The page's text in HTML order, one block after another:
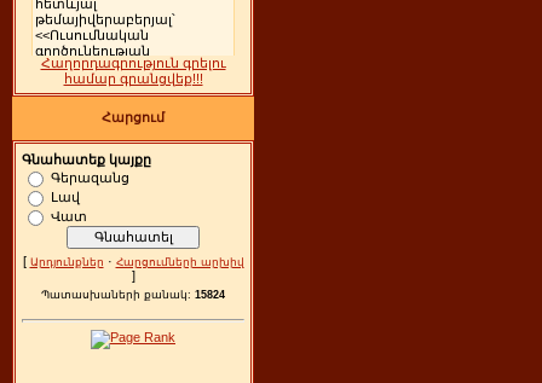
Հաղորդագրություն գրելու
համար գրանցվեք!!!
Հարցում
Գնահատեք կայքը
Գերազանց
Լավ
Վատ
[ Արդյունքներ · Հարցումների արխիվ
]
Պատասխաների քանակ: 15824